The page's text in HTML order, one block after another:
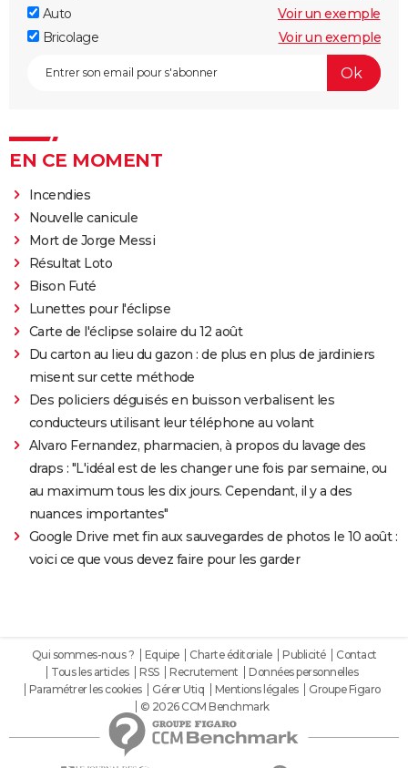
Auto
Voir un exemple
Bricolage
Voir un exemple
EN CE MOMENT
Incendies
Nouvelle canicule
Mort de Jorge Messi
Résultat Loto
Bison Futé
Lunettes pour l'éclipse
Carte de l'éclipse solaire du 12 août
Du carton au lieu du gazon : de plus en plus de jardiniers
misent sur cette méthode
Des policiers déguisés en buisson verbalisent les
conducteurs utilisant leur téléphone au volant
Alvaro Fernandez, pharmacien, à propos du lavage des
draps : "L'idéal est de les changer une fois par semaine, ou
au maximum tous les dix jours. Cependant, il y a des
nuances importantes"
Google Drive met fin aux sauvegardes de photos le 10 août :
voici ce que vous devez faire pour les garder
Qui sommes-nous ? Equipe Charte éditoriale Publicité
Contact
Tous les articles
RSS Recrutement
Données personnelles
Paramétrer les cookies
Gérer Utiq Mentions légales
Groupe Figaro
© 2026 CCM Benchmark